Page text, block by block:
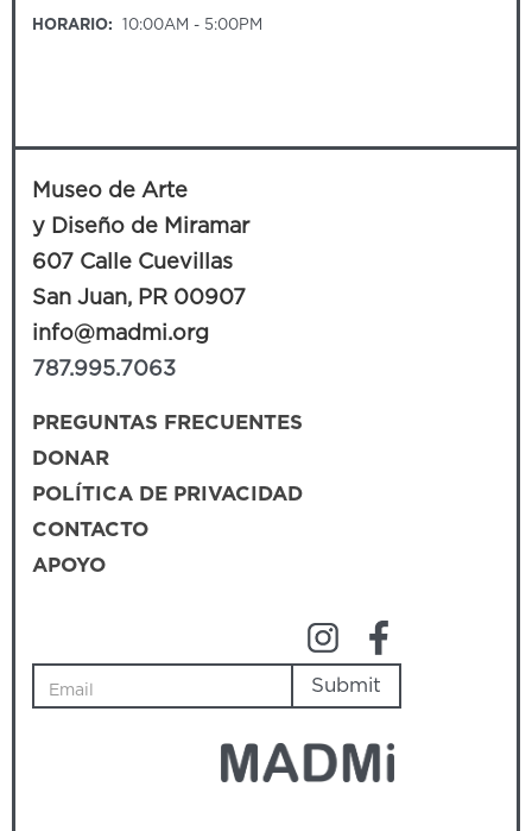
HORARIO: 10:00AM - 5:00PM
Museo de Arte
y Diseño de Miramar
607 Calle Cuevillas
San Juan, PR 00907
info@madmi.org
787.995.7063
PREGUNTAS FRECUENTES
DONAR
POLÍTICA DE PRIVACIDAD
CONTACTO
APOYO